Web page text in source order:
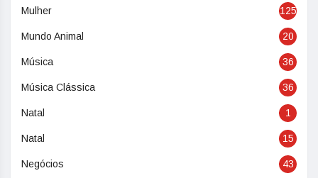
Mulher 125
Mundo Animal 20
Música 36
Música Clássica 36
Natal 1
Natal 15
Negócios 43